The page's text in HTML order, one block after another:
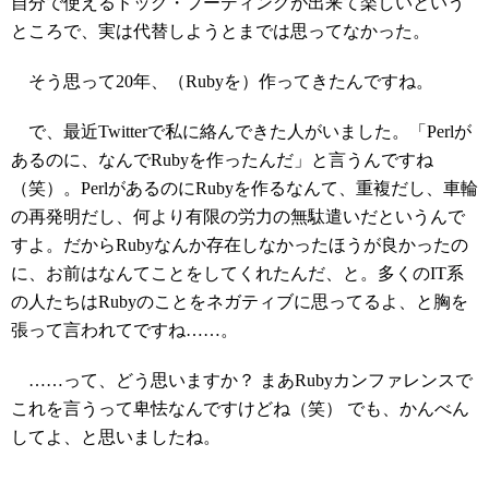
ところで、実は代替しようとまでは思ってなかった。
そう思って20年、（Rubyを）作ってきたんですね。
で、最近Twitterで私に絡んできた人がいました。「Perlが
あるのに、なんでRubyを作ったんだ」と言うんですね
（笑）。PerlがあるのにRubyを作るなんて、重複だし、車輪
の再発明だし、何より有限の労力の無駄遣いだというんで
すよ。だからRubyなんか存在しなかったほうが良かったの
に、お前はなんてことをしてくれたんだ、と。多くのIT系
の人たちはRubyのことをネガティブに思ってるよ、と胸を
張って言われてですね……。
……って、どう思いますか？ まあRubyカンファレンスで
これを言うって卑怯なんですけどね（笑） でも、かんべん
してよ、と思いましたね。